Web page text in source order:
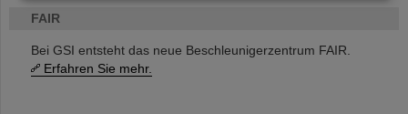
FAIR
Bei GSI entsteht das neue Beschleunigerzentrum FAIR.
Erfahren Sie mehr.